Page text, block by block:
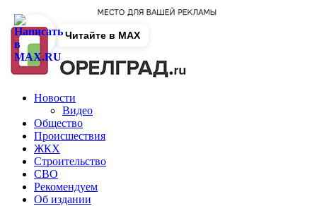
Новости
Видео
Общество
Происшествия
ЖКХ
Строительство
СВО
Рекомендуем
Об издании
Читайте в MAX